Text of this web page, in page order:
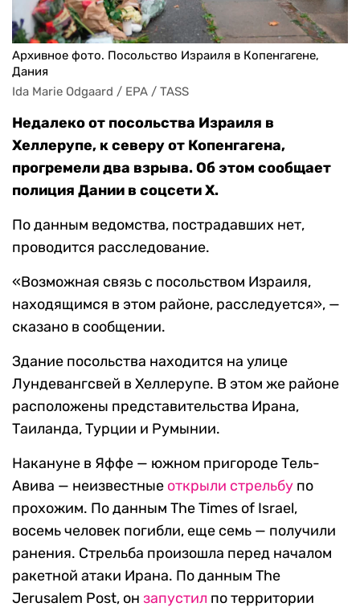
Архивное фото. Посольство Израиля в Копенгагене,
Дания
Ida Marie Odgaard / EPA / TASS
Недалеко от посольства Израиля в
Хеллерупе, к северу от Копенгагена,
прогремели два взрыва. Об этом сообщает
полиция Дании в соцсети X.
По данным ведомства, пострадавших нет,
проводится расследование.
«Возможная связь с посольством Израиля,
находящимся в этом районе, расследуется», —
сказано в сообщении.
Здание посольства находится на улице
Лундевангсвей в Хеллерупе. В этом же районе
расположены представительства Ирана,
Таиланда, Турции и Румынии.
Накануне в Яффе — южном пригороде Тель-
Авива — неизвестные открыли стрельбу по
прохожим. По данным The Times of Israel,
восемь человек погибли, еще семь — получили
ранения. Стрельба произошла перед началом
ракетной атаки Ирана. По данным The
Jerusalem Post, он запустил по территории